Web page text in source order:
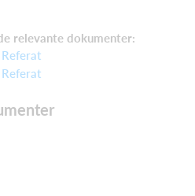
relevante dokumenter: